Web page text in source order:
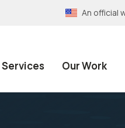
An official
Services Our Work